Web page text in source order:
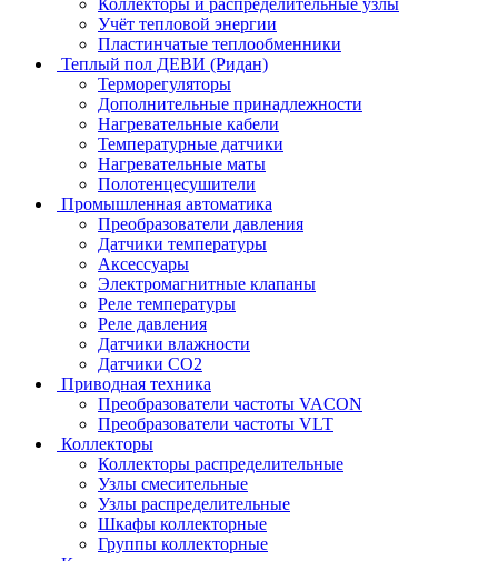
Коллекторы и распределительные узлы
Учёт тепловой энергии
Пластинчатые теплообменники
Теплый пол ДЕВИ (Ридан)
Терморегуляторы
Дополнительные принадлежности
Нагревательные кабели
Температурные датчики
Нагревательные маты
Полотенцесушители
Промышленная автоматика
Преобразователи давления
Датчики температуры
Аксессуары
Электромагнитные клапаны
Реле температуры
Реле давления
Датчики влажности
Датчики CO2
Приводная техника
Преобразователи частоты VACON
Преобразователи частоты VLT
Коллекторы
Коллекторы распределительные
Узлы смесительные
Узлы распределительные
Шкафы коллекторные
Группы коллекторные